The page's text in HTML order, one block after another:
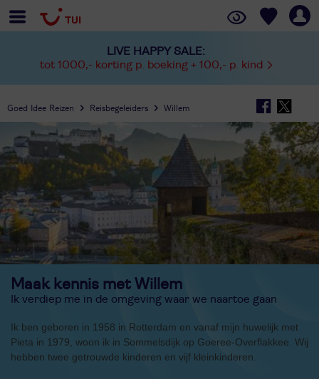
LIVE HAPPY SALE:
tot 1000,- korting p. boeking + 100,- p. kind
Goed Idee Reizen Reisbegeleiders Willem
Maak kennis met Willem
Ik verdiep me in de omgeving waar we naartoe gaan
Ik ben geboren in 1958 in Rotterdam en vanaf mijn huwelijk met
Pieta in 1979, woon ik in Sommelsdijk op Goeree-Overflakkee. Wij
hebben twee getrouwde kinderen en vijf kleinkinderen.